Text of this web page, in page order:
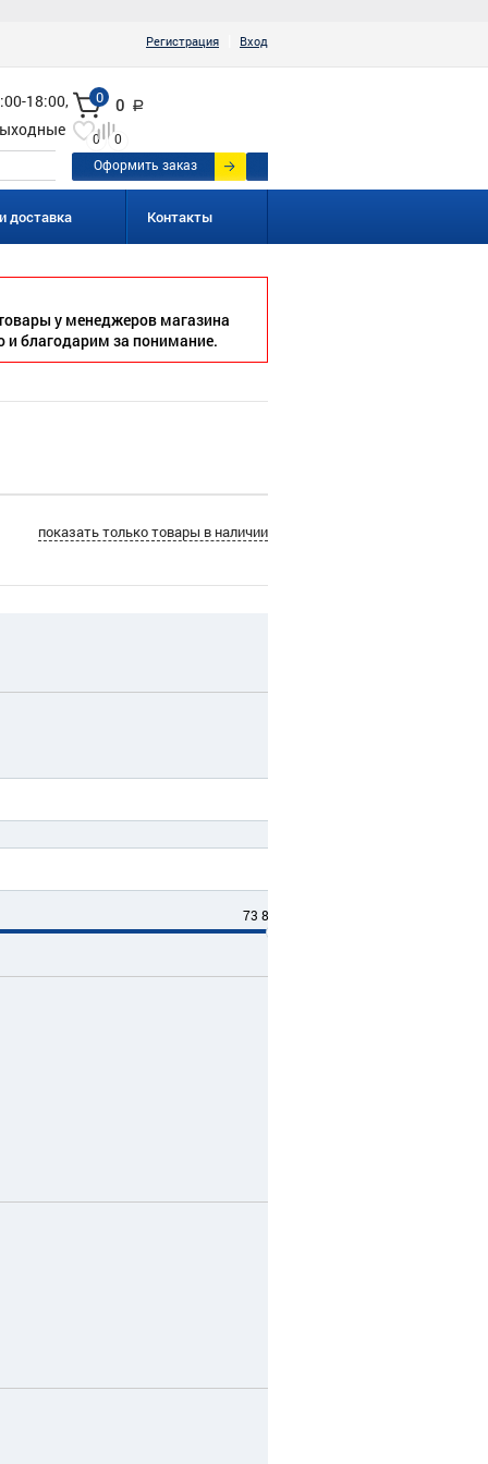
Регистрация Вход
18:00,
0 0 a
0
0
Оформить заказ
доставка Контакты
у менеджеров магазина
и благодарим за понимание.
показать только товары в наличии
73 800